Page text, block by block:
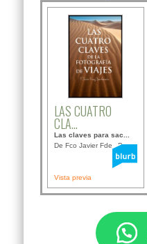
LAS CUATRO
CLA...
Las claves para sac...
De Fco Javier Fdez B...
Vista previa